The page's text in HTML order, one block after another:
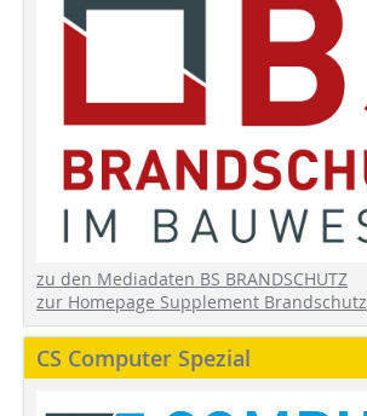
zu den Mediadaten BS BRANDSCHUTZ
zur Homepage Supplement Brandschutz
CS Computer Spezial